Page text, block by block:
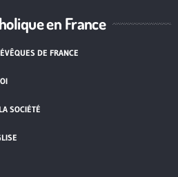
en France
DE FRANCE
SOCIÉTÉ